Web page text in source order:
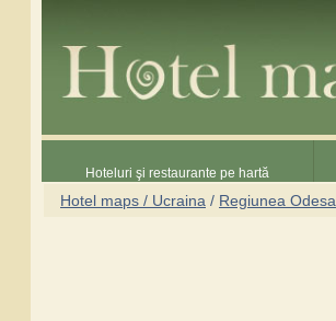
Hoteluri şi restaurante pe hartă
Hotel maps / Ucraina / Regiunea Odesa